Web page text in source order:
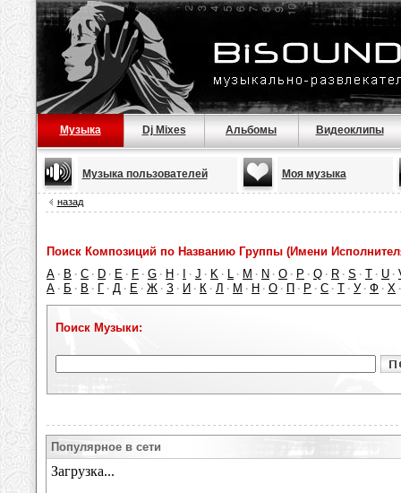
Музыка Dj Mixes Альбомы Видеоклипы
Музыка пользователей Моя музыка
назад
Поиск Композиций по Названию Группы (Имени
A · B · C · D · E · F · G · H · · J · K · L · M · N · O · P · Q · R · S · T · U ·
А · Б · В · Г · Д · Е · Ж · З · И · К · Л · М · Н · О · П · Р · С · Т · У · Ф · Х
Поиск Музыки:
Популярное в сети